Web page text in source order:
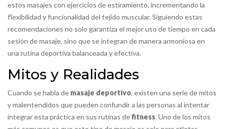
estos masajes con ejercicios de estiramiento, incrementando la
flexibilidad y funcionalidad del tejido muscular. Siguiendo estas
recomendaciones no solo garantiza el mejor uso de tiempo en cada
sesión de masaje, sino que se integran de manera armoniosa en
una rutina deportiva balanceada y efectiva.
Mitos y Realidades
Cuando se habla de masaje deportivo, existen una serie de mitos
y malentendidos que pueden confundir a las personas al intentar
integrar esta práctica en sus rutinas defitness. Uno de los mitos